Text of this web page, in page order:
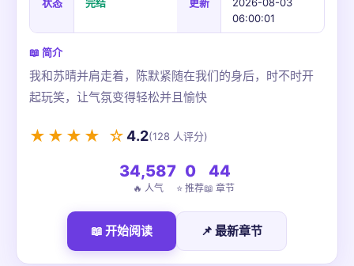
06:00:01
📖 简介
我和苏晴并肩走着，陈默紧随在我们的身后，时不时开
起玩笑，让气氛变得轻松并且愉快
★★★★ ☆4.2(128 人评分)
34,587
🔥 人气
0
⭐ 推荐
44
📖 章节
📖 开始阅读 📌 最新章节